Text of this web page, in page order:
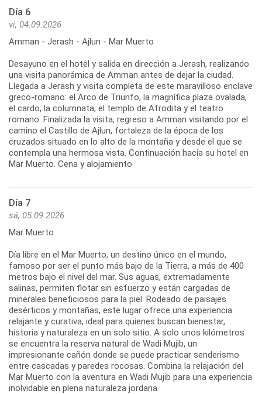
Día 6
vi, 04.09.2026
Amman - Jerash - Ajlun - Mar Muerto
Desayuno en el hotel y salida en dirección a Jerash, realizando
una visita panorámica de Amman antes de dejar la ciudad.
Llegada a Jerash y visita completa de este maravilloso enclave
greco-romano: el Arco de Triunfo, la magnífica plaza ovalada,
el cardo, la columnata, el templo de Afrodita y el teatro
romano. Finalizada la visita, regreso a Amman visitando por el
camino el Castillo de Ajlun, fortaleza de la época de los
cruzados situado en lo alto de la montaña y desde el que se
contempla una hermosa vista. Continuación hacia su hotel en
Mar Muerto. Cena y alojamiento
Día 7
sá, 05.09.2026
Mar Muerto
Día libre en el Mar Muerto, un destino único en el mundo,
famoso por ser el punto más bajo de la Tierra, a más de 400
metros bajo el nivel del mar. Sus aguas, extremadamente
salinas, permiten flotar sin esfuerzo y están cargadas de
minerales beneficiosos para la piel. Rodeado de paisajes
desérticos y montañas, este lugar ofrece una experiencia
relajante y curativa, ideal para quienes buscan bienestar,
historia y naturaleza en un solo sitio. A solo unos kilómetros
se encuentra la reserva natural de Wadi Mujib, un
impresionante cañón donde se puede practicar senderismo
entre cascadas y paredes rocosas. Combina la relajación del
Mar Muerto con la aventura en Wadi Mujib para una experiencia
inolvidable en plena naturaleza jordana.